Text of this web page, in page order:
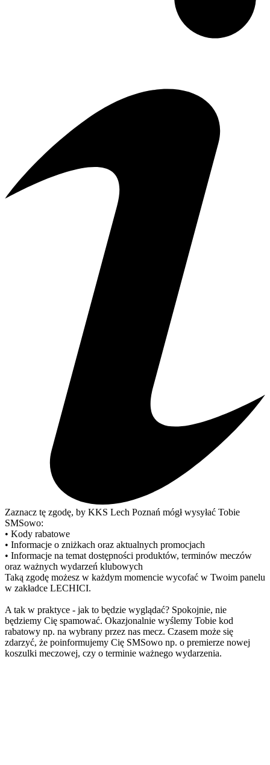
Zaznacz tę zgodę, by KKS Lech Poznań mógł wysyłać Tobie
SMSowo:
• Kody rabatowe
• Informacje o zniżkach oraz aktualnych promocjach
• Informacje na temat dostępności produktów, terminów meczów
oraz ważnych wydarzeń klubowych
Taką zgodę możesz w każdym momencie wycofać w Twoim panelu
w zakładce LECHICI.
A tak w praktyce - jak to będzie wyglądać? Spokojnie, nie
będziemy Cię spamować. Okazjonalnie wyślemy Tobie kod
rabatowy np. na wybrany przez nas mecz. Czasem może się
zdarzyć, że poinformujemy Cię SMSowo np. o premierze nowej
koszulki meczowej, czy o terminie ważnego wydarzenia.